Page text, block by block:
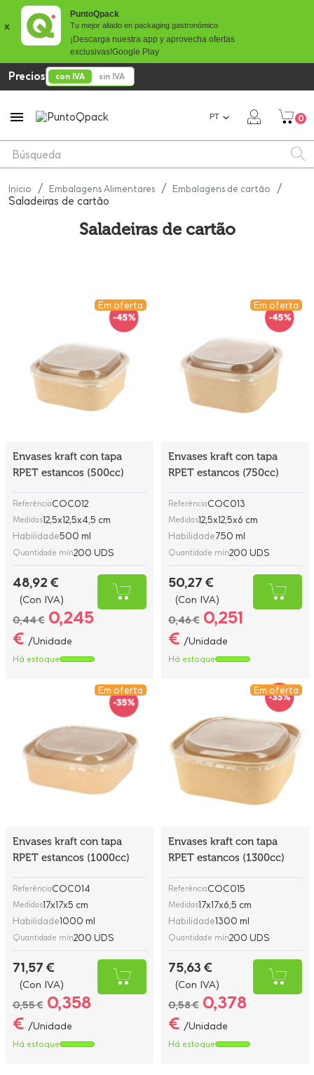
x
PuntoQpack
Tu mejor aliado en packaging gastronómico
¡Descarga nuestra app y aprovecha ofertas
exclusivas!Google Play
Precios con IVA sin IVA
 PT 0
Início Embalagens Alimentares Embalagens de cartão
Saladeiras de cartão
Saladeiras de cartão
Em oferta
Envases kraft con tapa
RPET estancos (500cc)
ReferênciaCOC012
Medidas12,5x12,5x4,5 cm
Habilidade500 ml
Quantidade mín200 UDS
48,92 €
(Con IVA)
0,44 € 0,245
€ /Unidade
Há estoque
Em oferta
Envases kraft con tapa
RPET estancos (750cc)
ReferênciaCOC013
Medidas12,5x12,5x6 cm
Habilidade750 ml
Quantidade mín200 UDS
50,27 €
(Con IVA)
0,46 € 0,251
€ /Unidade
Há estoque
Em oferta
Envases kraft con tapa
RPET estancos (1000cc)
ReferênciaCOC014
Medidas17x17x5 cm
Habilidade1000 ml
Quantidade mín200 UDS
71,57 €
(Con IVA)
0,55 € 0,358
€ /Unidade
Há estoque
Em oferta
Envases kraft con tapa
RPET estancos (1300cc)
ReferênciaCOC015
Medidas17x17x6,5 cm
Habilidade1300 ml
Quantidade mín200 UDS
75,63 €
(Con IVA)
0,58 € 0,378
€ /Unidade
Há estoque